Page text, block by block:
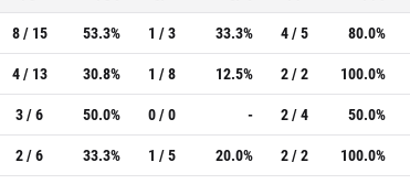
8 / 15 53.3% 1 / 3 33.3% 4 / 5 80.0%
4 / 13 30.8% 1 / 8 12.5% 2 / 2 100.0%
3 / 6 50.0% 0 / 0 - 2 / 4 50.0%
2 / 6 33.3% 1 / 5 20.0% 2 / 2 100.0%